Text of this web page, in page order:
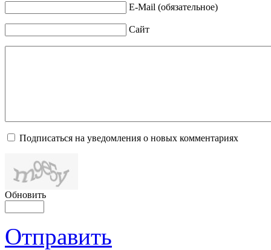
E-Mail (обязательное)
Сайт
Подписаться на уведомления о новых комментариях
Обновить
Отправить